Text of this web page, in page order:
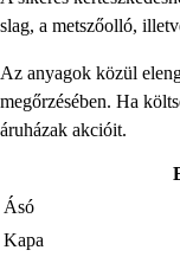
slag, a metszőolló,
Az anyagok közül
megőrzésében. Ha
áruházak akcióit.
Ásó
Kapa